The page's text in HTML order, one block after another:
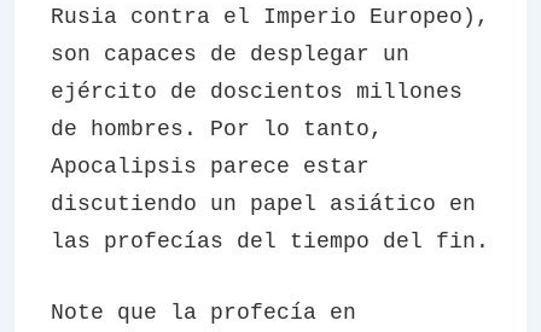
Rusia contra el Imperio Europeo),
son capaces de desplegar un
ejército de doscientos millones
de hombres. Por lo tanto,
Apocalipsis parece estar
discutiendo un papel asiático en
las profecías del tiempo del fin.
Note que la profecía en